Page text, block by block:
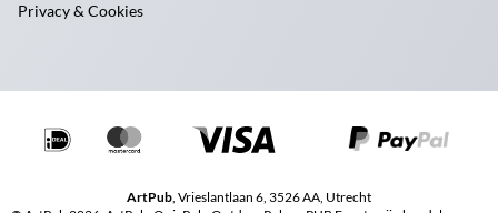
Privacy & Cookies
ArtPub, Vrieslantlaan 6, 3526 AA, Utrecht